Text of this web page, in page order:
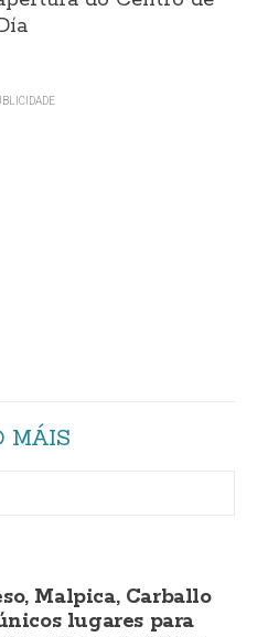
MÁIS
Malpica, Carballo
lugares para